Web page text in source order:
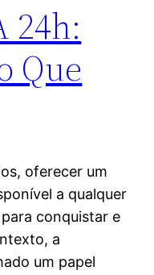
24h:
Que
oferecer um
a qualquer
conquistar e
a
um papel